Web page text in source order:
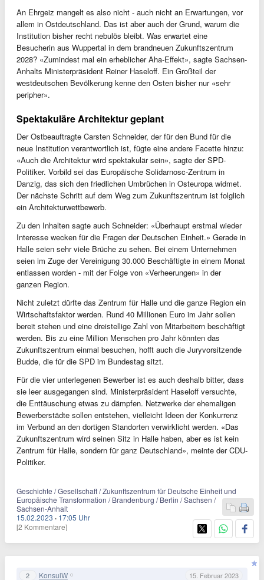
An Ehrgeiz mangelt es also nicht - auch nicht an Erwartungen, vor
allem in Ostdeutschland. Das ist aber auch der Grund, warum die
Institution bisher recht nebulös bleibt. Was erwartet eine
Besucherin aus Wuppertal in dem brandneuen Zukunftszentrum
2028? «Zumindest mal ein erheblicher Aha-Effekt», sagte Sachsen-
Anhalts Ministerpräsident Reiner Haseloff. Ein Großteil der
westdeutschen Bevölkerung kenne den Osten bisher nur «sehr
peripher».
Spektakuläre Architektur geplant
Der Ostbeauftragte Carsten Schneider, der für den Bund für die
neue Institution verantwortlich ist, fügte eine andere Facette hinzu:
«Auch die Architektur wird spektakulär sein», sagte der SPD-
Politiker. Vorbild sei das Europäische Solidarnosc-Zentrum in
Danzig, das sich den friedlichen Umbrüchen in Osteuropa widmet.
Der nächste Schritt auf dem Weg zum Zukunftszentrum ist folglich
ein Architekturwettbewerb.
Zu den Inhalten sagte auch Schneider: «Überhaupt erstmal wieder
Interesse wecken für die Fragen der Deutschen Einheit.» Gerade in
Halle seien sehr viele Brüche zu sehen. Bei einem Unternehmen
seien im Zuge der Vereinigung 30.000 Beschäftigte in einem Monat
entlassen worden - mit der Folge von «Verheerungen» in der
ganzen Region.
Nicht zuletzt dürfte das Zentrum für Halle und die ganze Region ein
Wirtschaftsfaktor werden. Rund 40 Millionen Euro im Jahr sollen
bereit stehen und eine dreistellige Zahl von Mitarbeitern beschäftigt
werden. Bis zu eine Million Menschen pro Jahr könnten das
Zukunftszentrum einmal besuchen, hofft auch die Juryvorsitzende
Budde, die für die SPD im Bundestag sitzt.
Für die vier unterlegenen Bewerber ist es auch deshalb bitter, dass
sie leer ausgegangen sind. Ministerpräsident Haseloff versuchte,
die Enttäuschung etwas zu dämpfen. Netzwerke der ehemaligen
Bewerberstädte sollen entstehen, vielleicht Ideen der Konkurrenz
im Verbund an den dortigen Standorten verwirklicht werden. «Das
Zukunftszentrum wird seinen Sitz in Halle haben, aber es ist kein
Zentrum für Halle, sondern für ganz Deutschland», meinte der CDU-
Politiker.
Geschichte / Gesellschaft / Zukunftszentrum für Deutsche Einheit und
Europäische Transformation / Brandenburg / Berlin / Sachsen /
Sachsen-Anhalt
15.02.2023 · 17:05 Uhr
[2 Kommentare]
2 KonsulW 15. Februar 2023